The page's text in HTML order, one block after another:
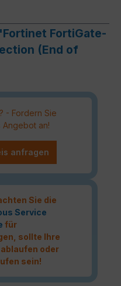
FortiGate-
(End of
- Fordern Sie
Angebot an!
anfragen
Sie die
Service
für
sollte Ihre
oder
sein!